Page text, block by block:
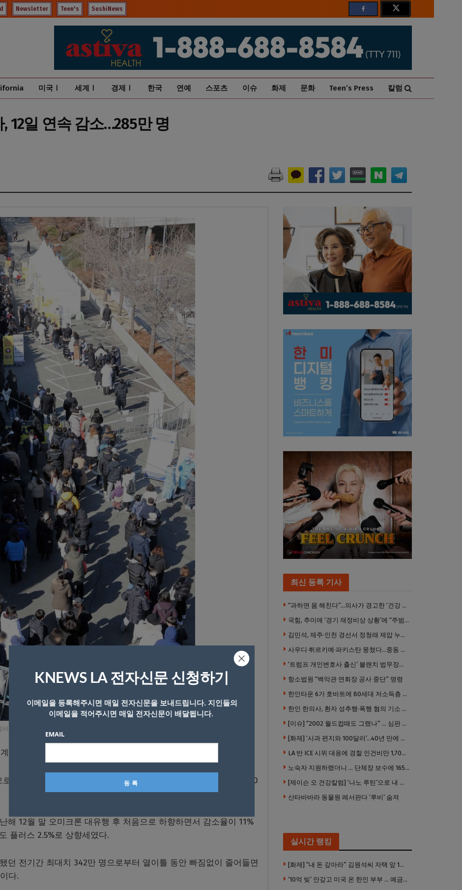
Newsletter Teen's SushiNews
미국Ⅰ 세계Ⅰ 경제Ⅰ 한국 연예 스포츠 이슈 화제 문화 Teen’s Press 칼럼
12일 연속 감소…285만 명
와 PCR검사를 하기 위해 길게 줄을 선 채 차례를 기다리고 있다
서 12일 연속 감소하고 있다.
포함해 구하는 하루감염자의 1주간 평균치에서 5일(토) 285만2400
해 12월 말 오미크론 대유행 후 처음으로 하향하면서 감소율이 11%
플러스 2.5%로 상향세였다.
던 전기간 최대치 342만 명으로부터 열이틀 동안 빠짐없이 줄어들면
다.
최신 등록 기사
“과하면 몸 해친다”…의사가 경고한 ‘건강 습관’ 5가지
국힘, 추미애 ‘경기 재정비상 상황’에 “주범은 이재명 전 지사”
김민석, 제주·인천 경선서 정청래 제압 누적 1위 탈환
사우디·튀르키예·파키스탄 뭉쳤다…중동 새 안보축 부상하나
‘트럼프 개인변호사 출신’ 블랜치 법무장관 인준…상원 50대49 가결
항소법원 “백악관 연회장 공사 중단” 명령
한인타운 6가 호바트에 80세대 저소득층 아파트 준공
한인 한의사, 환자 성추행·폭행 혐의 기소 … 면허 긴급정지
[이슈] “2002 월드컵때도 그랬나” … 심판 성접대 의혹 해외로 일파만파, 4강 신화까지 불똥
[화제] ‘사과 편지와 100달러’…40년 만에 훔친 책 돌려준 절도범
LA 반 ICE 시위 대응에 경찰 인건비만 1,700만 달러 썼다.
노숙자 지원하랬더니 … 단체장 보수에 165만 달러 ‘펑펑’
[제이슨 오 건강칼럼] ‘나노 루틴’으로 내 몸 기적 만들기
산타바바라 동물원 레서판다 ‘루비’ 숨져
실시간 랭킹
[화제] “내 돈 갚아라” 김원석씨 자택 앞 1인 광대 시위 … 한인 투자사, “108만 달러 못받아”
’10억 빚’ 안갚고 미국 온 한인 부부 … 예금보험공사, 미국서 소송
KNEWS LA 전자신문 신청하기
이메일을 등록해주시면 매일 전자신문을 보내드립니다. 지인들의
이메일을 적어주시면 매일 전자신문이 배달됩니다.
EMAIL